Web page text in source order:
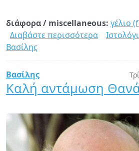
Publishing
διάφορα / miscellaneous: γέλιο
Διαβάστε περισσότερα για
Greek)
Βασίλης
Βασίλης
Καλή αντάμωση